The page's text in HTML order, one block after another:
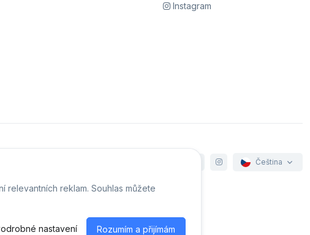
relevantních reklam. Souhlas můžete
nastavení Rozumím a přijímám
Instagram
Čeština